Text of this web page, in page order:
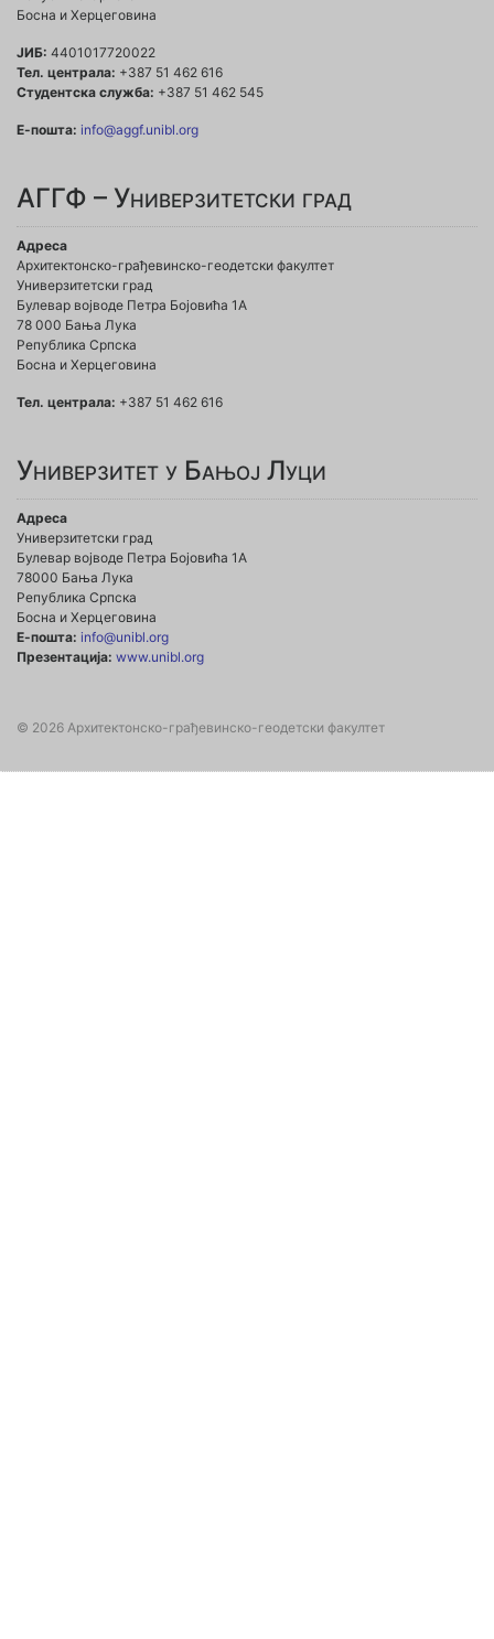
Босна и Херцеговина
ЈИБ: 4401017720022
Тел. централа: +387 51 462 616
Студентска служба: +387 51 462 545
Е-пошта: info@aggf.unibl.org
АГГФ – Универзитетски град
Адреса
Архитектонско-грађевинско-геодетски факултет
Универзитетски град
Булевар војводе Петра Бојовића 1A
78 000 Бања Лука
Република Српска
Босна и Херцеговина
Тел. централа: +387 51 462 616
Универзитет у Бањој Луци
Адреса
Универзитетски град
Булевар војводе Петра Бојовића 1А
78000 Бања Лука
Република Српска
Босна и Херцеговина
Е-пошта: info@unibl.org
Презентација: www.unibl.org
© 2026 Архитектонско-грађевинско-геодетски факултет